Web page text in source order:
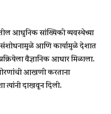
आधुनिक सांख्यिकी व्यवस्थेच्या
संशोधनामुळे आणि कार्यामुळे देशात
वैज्ञानिक आधार मिळाला.
आखणी करताना
त्यांनी दाखवून दिली.